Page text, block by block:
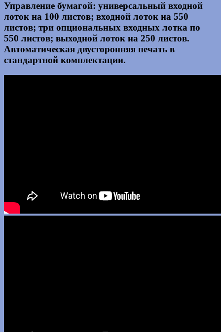
Управление бумагой: универсальный входной
лоток на 100 листов; входной лоток на 550
листов; три опциональных входных лотка по
550 листов; выходной лоток на 250 листов.
Автоматическая двусторонняя печать в
стандартной комплектации.